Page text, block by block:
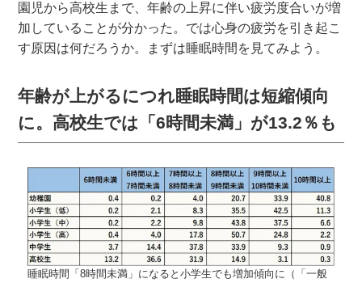
園児から高校生まで、年齢の上昇に伴い疲労度合いが増
加していることが分かった。では心身の疲労を引き起こ
す原因は何だろうか。まずは睡眠時間を見てみよう。
年齢が上がるにつれ睡眠時間は短縮傾向
に。高校生では「6時間未満」が13.2％も
睡眠時間「8時間未満」になると小学生でも増加傾向に（「一般